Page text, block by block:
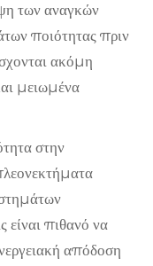
των αναγκών
ποιότητας πριν
ακόμη
μειωμένα
στην
είναι πιθανό να
απόδοση